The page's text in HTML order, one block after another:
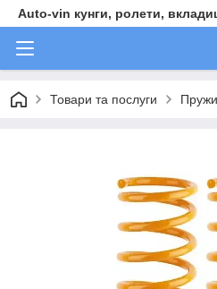
Auto-vin кунги, ролети,
Товари та послуги